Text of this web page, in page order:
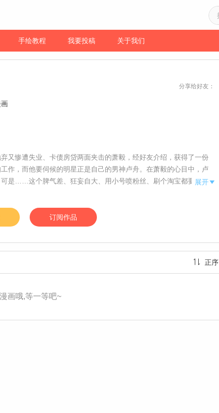
手绘教程 我要投稿 关于我们
分享给好友：
又惨遭失业、卡债房贷两面夹击的萧毅，经好友介绍，获得了一份
作，而他要伺候的明星正是自己的男神卢舟。在萧毅的心目中，卢
是……这个脾气差、狂妄自大、用小号喷粉丝、刷个淘宝都要人伺
展开
订阅作品
正序
画哦,等一等吧~